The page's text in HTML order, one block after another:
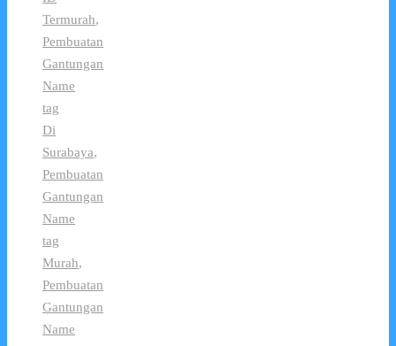
Termurah,
Pembuatan
Gantungan
Name
tag
Di
Surabaya,
Pembuatan
Gantungan
Name
tag
Murah,
Pembuatan
Gantungan
Name